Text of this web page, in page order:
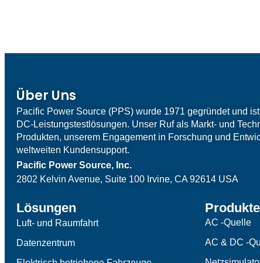
Über Uns
Pacific Power Source (PPS) wurde 1971 gegründet und
DC-Leistungstestlösungen. Unser Ruf als Markt- und
Produkten, unserem Engagement in Forschung und
weltweiten Kundensupport.
Pacific Power Source, Inc.
2802 Kelvin Avenue, Suite 100 Irvine, CA 92614 USA
Lösungen
Luft- und Raumfahrt
Datenzentrum
Produkte
AC -Quelle
AC & DC -